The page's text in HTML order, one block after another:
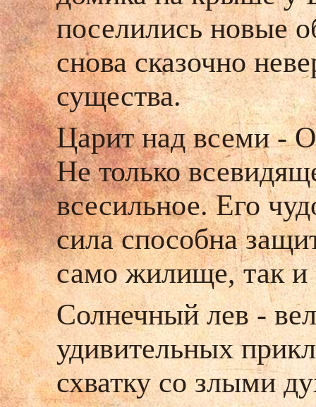
поселились новые
снова сказочно
существа.
Царит над всеми -
Не только
всесильное. Его
сила способна
само жилище, так и
Солнечный лев -
удивительных
схватку со злыми